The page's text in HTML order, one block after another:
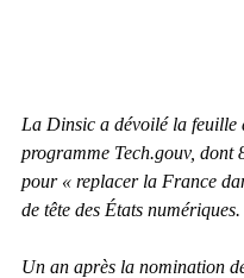
La Dinsic a dévoilé la feuille
programme Tech.gouv, dont
pour « replacer la France
de tête des États numériques.
Un an après la nomination